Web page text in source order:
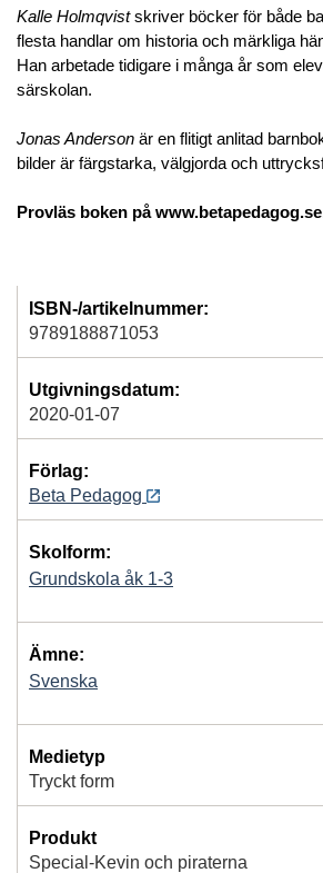
Kalle Holmqvistskriver böcker för både
flesta handlar om historia och märkliga
Han arbetade tidigare i många år som
särskolan.
Jonas Anderson är en flitigt anlitad
bilder är färgstarka, välgjorda och
Provläs boken på
ISBN-/artikelnummer:
9789188871053
Utgivningsdatum:
2020-01-07
Förlag:
Beta Pedagog
Skolform:
Grundskola åk 1-3
Ämne:
Svenska
Medietyp
Tryckt form
Produkt
Special-Kevin och piraterna